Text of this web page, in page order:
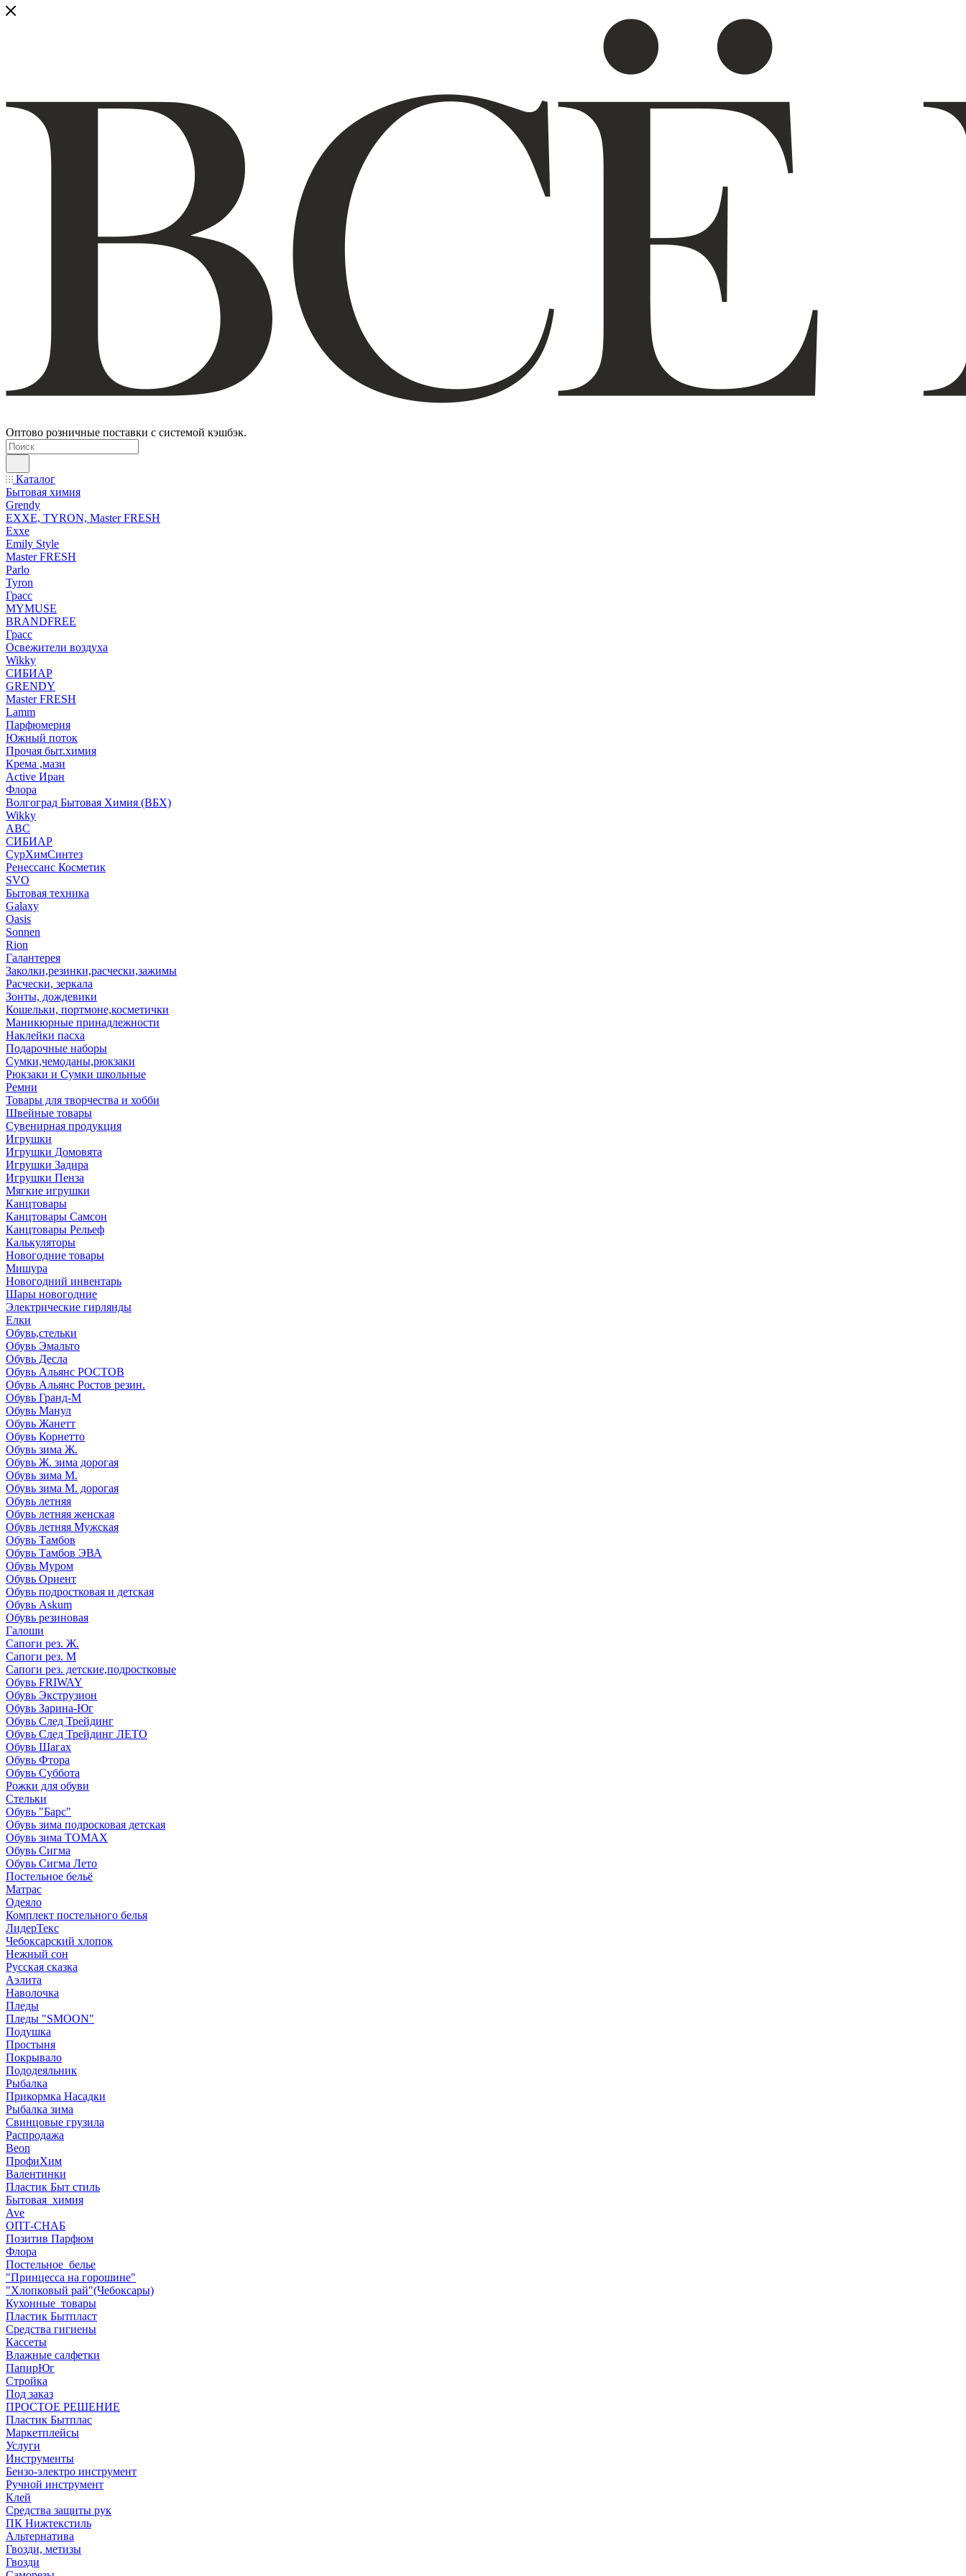
Оптово розничные поставки с системой кэшбэк.
Каталог
Бытовая химия
Grendy
EXXE, TYRON, Master FRESH
Exxe
Emily Style
Master FRESH
Parlo
Tyron
Грасс
MYMUSE
BRANDFREE
Грасс
Освежители воздуха
Wikky
СИБИАР
GRENDY
Master FRESH
Lamm
Парфюмерия
Южный поток
Прочая быт.химия
Крема ,мази
Аctive Иран
Флора
Волгоград Бытовая Химия (ВБХ)
Wikky
АВС
СИБИАР
СурХимСинтез
Ренессанс Косметик
SVO
Бытовая техника
Galaxy
Oasis
Sonnen
Rion
Галантерея
Заколки,резинки,расчески,зажимы
Расчески, зеркала
Зонты, дождевики
Кошельки, портмоне,косметички
Маникюрные принадлежности
Наклейки пасха
Подарочные наборы
Сумки,чемоданы,рюкзаки
Рюкзаки и Сумки школьные
Ремни
Товары для творчества и хобби
Швейные товары
Сувенирная продукция
Игрушки
Игрушки Домовята
Игрушки Задира
Игрушки Пенза
Мягкие игрушки
Канцтовары
Канцтовары Самсон
Канцтовары Рельеф
Калькуляторы
Новогодние товары
Мишура
Новогодний инвентарь
Шары новогодние
Электрические гирлянды
Елки
Обувь,стельки
Обувь Эмальто
Обувь Десла
Обувь Альянс РОСТОВ
Обувь Альянс Ростов резин.
Обувь Гранд-М
Обувь Манул
Обувь Жанетт
Обувь Корнетто
Обувь зима Ж.
Обувь Ж. зима дорогая
Обувь зима М.
Обувь зима М. дорогая
Обувь летняя
Обувь летняя женская
Обувь летняя Мужская
Обувь Тамбов
Обувь Тамбов ЭВА
Обувь Муром
Обувь Ориент
Обувь подростковая и детская
Обувь Askum
Обувь резиновая
Галоши
Сапоги рез. Ж.
Сапоги рез. М
Сапоги рез. детские,подростковые
Обувь FRIWAY
Обувь Экструзион
Обувь Зарина-Юг
Обувь След Трейдинг
Обувь След Трейдинг ЛЕТО
Обувь Шагах
Обувь Фтора
Обувь Суббота
Рожки для обуви
Стельки
Обувь "Барс"
Обувь зима подросковая детская
Обувь зима ТОМАХ
Обувь Сигма
Обувь Сигма Лето
Постельное бельё
Матрас
Одеяло
Комплект постельного белья
ЛидерТекс
Чебоксарский хлопок
Нежный сон
Русская сказка
Аэлита
Наволочка
Пледы
Пледы "SMOON"
Подушка
Простыня
Покрывало
Пододеяльник
Рыбалка
Прикормка Насадки
Рыбалка зима
Свинцовые грузила
Распродажа
Beon
ПрофиХим
Валентинки
Пластик Быт стиль
Бытовая_химия
Ave
ОПТ-СНАБ
Позитив Парфюм
Флора
Постельное_белье
"Принцесса на горошине"
"Хлопковый рай"(Чебоксары)
Кухонные_товары
Пластик Бытпласт
Средства гигиены
Кассеты
Влажные салфетки
ПапирЮг
Стройка
Под заказ
ПРОСТОЕ РЕШЕНИЕ
Пластик Бытплас
Маркетплейсы
Услуги
Инструменты
Бензо-электро инструмент
Ручной инструмент
Клей
Средства защиты рук
ПК Нижтекстиль
Альтернатива
Гвозди, метизы
Гвозди